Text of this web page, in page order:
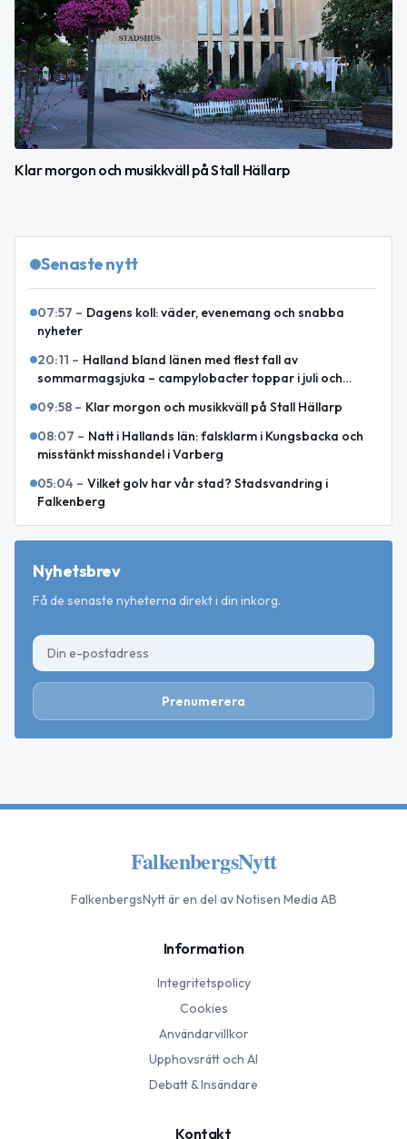
Klar morgon och musikkväll på Stall Hällarp
Senaste nytt
07:57 – Dagens koll: väder, evenemang och snabba
nyheter
20:11 – Halland bland länen med flest fall av
sommarmagsjuka – campylobacter toppar i juli och
09:58 – Klar morgon och musikkväll på Stall Hällarp
08:07 – Natt i Hallands län: falsklarm i Kungsbacka och
misstänkt misshandel i Varberg
05:04 – Vilket golv har vår stad? Stadsvandring i
Falkenberg
Nyhetsbrev
Få de senaste nyheterna direkt i din inkorg.
Prenumerera
FalkenbergsNytt
FalkenbergsNyttär en del av Notisen Media AB
Information
Integritetspolicy
Cookies
Användarvillkor
Upphovsrätt och AI
Debatt & Insändare
Kontakt